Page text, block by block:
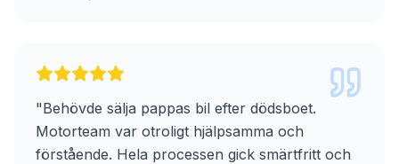
"Behövde sälja pappas bil efter dödsboet.
Motorteam var otroligt hjälpsamma och
förstående. Hela processen gick smärtfritt och